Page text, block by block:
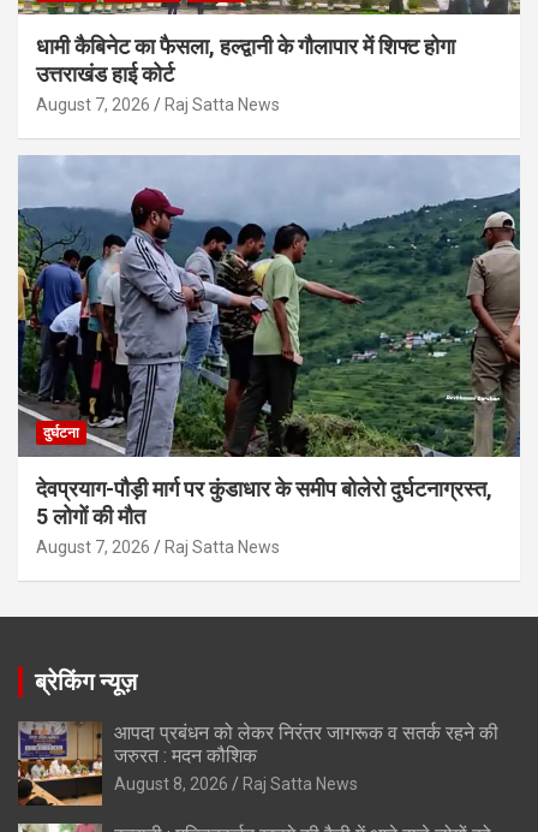
धामी कैबिनेट का फैसला, हल्द्वानी के गौलापार में शिफ्ट होगा
उत्तराखंड हाई कोर्ट
August 7, 2026 Raj Satta News
दुर्घटना
देवप्रयाग-पौड़ी मार्ग पर कुंडाधार के समीप बोलेरो दुर्घटनाग्रस्त,
5 लोगों की मौत
August 7, 2026 Raj Satta News
ब्रेकिंग न्यूज़
आपदा प्रबंधन को लेकर निरंतर जागरूक व सतर्क रहने की
जरुरत : मदन कौशिक
August 8, 2026 Raj Satta News